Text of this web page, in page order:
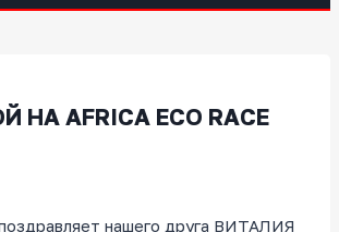
НА AFRICA ECO RACE
нашего друга ВИТАЛИЯ